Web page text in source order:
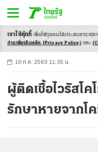
-ก ก ก+
10 ก.ค. 2563 11:35 น.
ผู้ติดเชื้อไวรัสโ
รักษาหายจากโ
เราใช้คุ้กกี้ เพื่อให้ทุกคนได้ประสบการณ์ก
อ่านเพิ่มเติมคลิก (Privacy Policy) และ